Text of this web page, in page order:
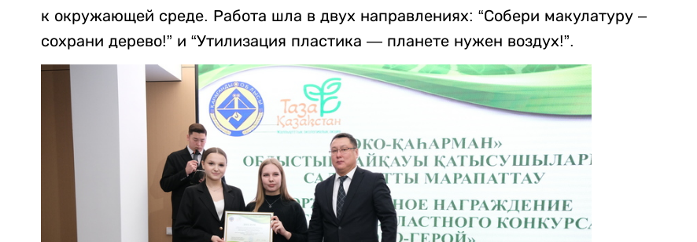
к окружающей среде. Работа шла в двух направлениях: “Собери макулатуру –
сохрани дерево!” и “Утилизация пластика — планете нужен воздух!”.